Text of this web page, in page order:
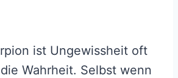
ist Ungewissheit oft
Wahrheit. Selbst wenn